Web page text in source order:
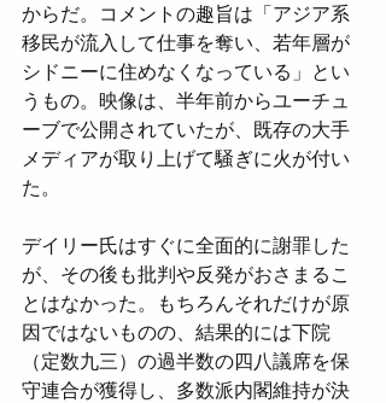
からだ。コメントの趣旨は「アジア系
移民が流入して仕事を奪い、若年層が
シドニーに住めなくなっている」とい
うもの。映像は、半年前からユーチュ
ーブで公開されていたが、既存の大手
メディアが取り上げて騒ぎに火が付い
た。
デイリー氏はすぐに全面的に謝罪した
が、その後も批判や反発がおさまるこ
とはなかった。もちろんそれだけが原
因ではないものの、結果的には下院
（定数九三）の過半数の四八議席を保
守連合が獲得し、多数派内閣維持が決